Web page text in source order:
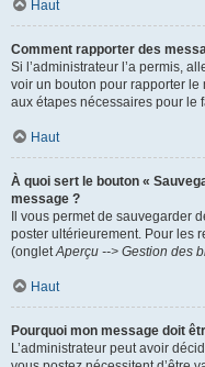
Haut
Comment rapporter des
Si l’administrateur l’a permis,
voir un bouton pour rapporter
aux étapes nécessaires pour le
Haut
À quoi sert le bouton «
message ?
Il vous permet de sauvegarder
poster ultérieurement. Pour les
(ongletAperçu --> Gestion des
Haut
Pourquoi mon message doit
L’administrateur peut avoir